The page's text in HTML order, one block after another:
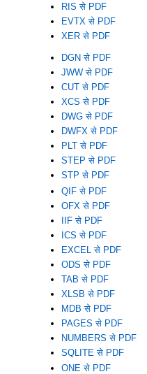
RIS से PDF
EVTX से PDF
XER से PDF
DGN से PDF
JWW से PDF
CUT से PDF
XCS से PDF
DWG से PDF
DWFX से PDF
PLT से PDF
STEP से PDF
STP से PDF
QIF से PDF
OFX से PDF
IIF से PDF
ICS से PDF
EXCEL से PDF
ODS से PDF
TAB से PDF
XLSB से PDF
MDB से PDF
PAGES से PDF
NUMBERS से PDF
SQLITE से PDF
ONE से PDF